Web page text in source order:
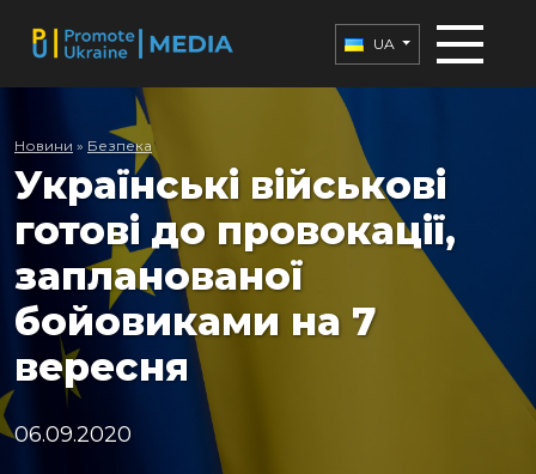
UA
Новини » Безпека
Українські військові
готові до провокації,
запланованої
бойовиками на 7
вересня
06.09.2020